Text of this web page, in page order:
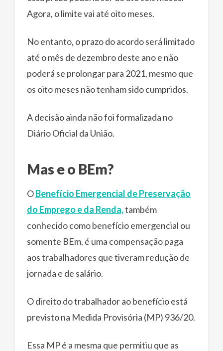
Agora, o limite vai até oito meses.
No entanto, o prazo do acordo será limitado
até o mês de dezembro deste ano e não
poderá se prolongar para 2021, mesmo que
os oito meses não tenham sido cumpridos.
A decisão ainda não foi formalizada no
Diário Oficial da União.
Mas e o BEm?
OBenefício Emergencial de Preservação
do Emprego e da Renda,também
conhecido como benefício emergencial ou
somente BEm, é uma compensação paga
aos trabalhadores que tiveram redução de
jornada e de salário.
O direito do trabalhador ao benefício está
previsto na Medida Provisória (MP) 936/20.
Essa MP é a mesma que permitiu que as